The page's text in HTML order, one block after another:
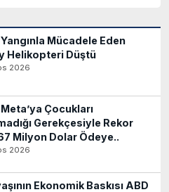
Yangınla Mücadele Eden
Helikopteri Düştü
2026
Meta’ya Çocukları
Gerekçesiyle Rekor
Milyon Dolar Ödeye..
2026
Ekonomik Baskısı ABD